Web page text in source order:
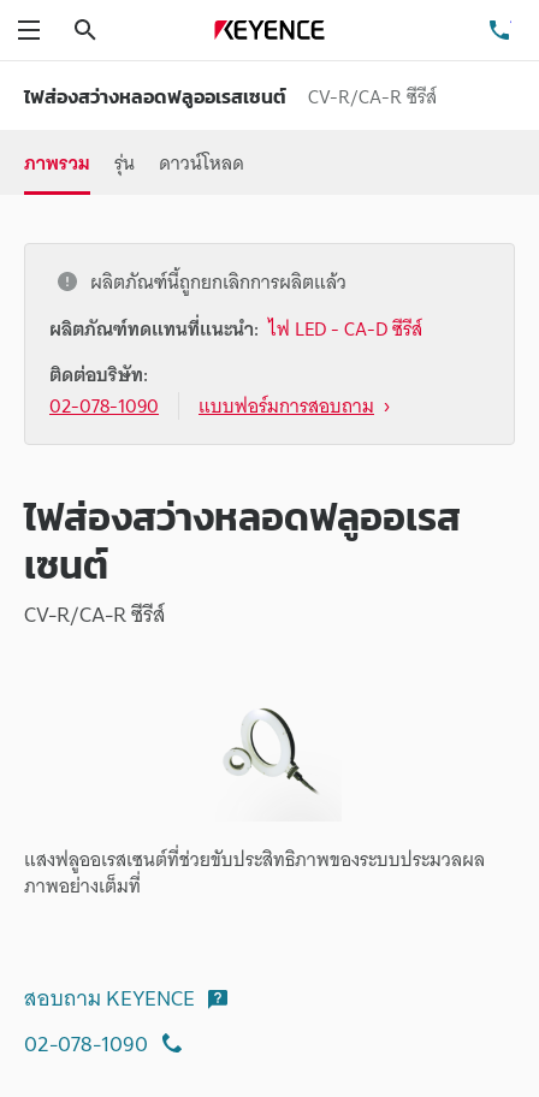
ไฟส่องสว่างหลอดฟลูออเรสเซนต์
CV-R/CA-R ซีรีส์
ภาพรวม
รุ่น ดาวน์โหลด
ผลิตภัณฑ์นี้ถูกยกเลิกการผลิตแล้ว
ผลิตภัณฑ์ทดแทนที่แนะนำ: ไฟ LED - CA-D ซีรีส์
ติดต่อบริษัท:
02-078-1090
แบบฟอร์มการสอบถาม
ไฟส่องสว่างหลอดฟลูออเรส
เซนต์
CV-R/CA-R ซีรีส์
แสงฟลูออเรสเซนต์ที่ช่วยขับประสิทธิภาพของระบบประมวลผล
ภาพอย่างเต็มที่
สอบถาม KEYENCE
02-078-1090